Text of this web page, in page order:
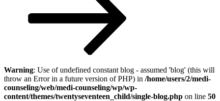
Warning: Use of undefined constant blog - assumed 'blog' (this will
throw an Error in a future version of PHP) in /home/users/2/medi-
counseling/web/medi-counseling/wp/wp-
content/themes/twentyseventeen_child/single-blog.php on line 50